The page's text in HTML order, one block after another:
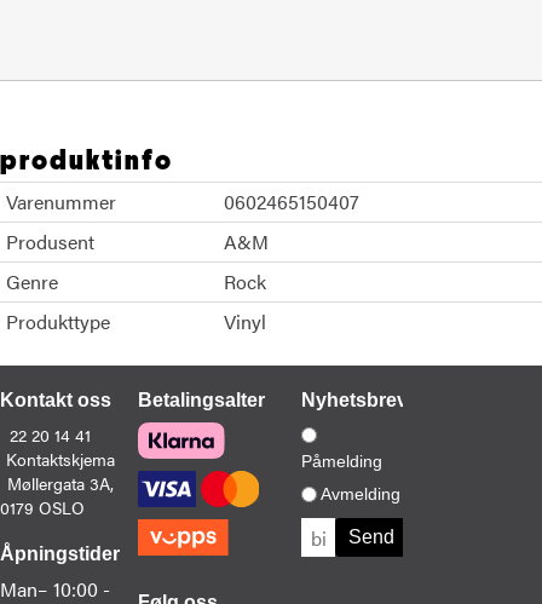
produktinfo
Varenummer
0602465150407
Produsent
A&M
Genre
Rock
Produkttype
Vinyl
Kontakt oss
22 20 14 41
Kontaktskjema
Møllergata 3A,
0179 OSLO
Åpningstider
Man– 10:00 -
BetalingsalternativerNyhetsbrev
Påmelding
Avmelding